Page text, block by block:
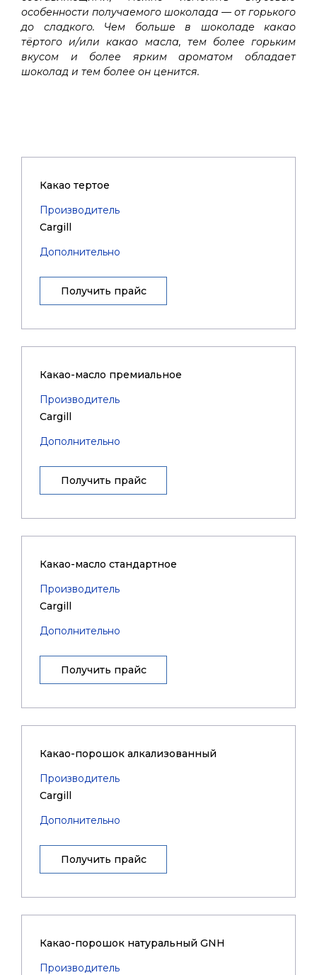
особенности получаемого шоколада — от горького
до сладкого. Чем больше в шоколаде какао
тёртого и/или какао масла, тем более горьким
вкусом и более ярким ароматом обладает
шоколад и тем более он ценится.
Какао тертое
Производитель
Cargill
Дополнительно
Получить прайс
Какао-масло премиальное
Производитель
Cargill
Дополнительно
Получить прайс
Какао-масло стандартное
Производитель
Cargill
Дополнительно
Получить прайс
Какао-порошок алкализованный
Производитель
Cargill
Дополнительно
Получить прайс
Какао-порошок натуральный GNH
Производитель